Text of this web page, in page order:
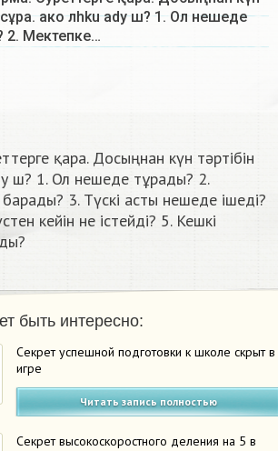
сұра. ако лhku аdу ш? 1. Ол нешеде
2. Мектепке…
қара. Досыңнан күн тәртібін
ш? 1. Ол нешеде тұрады? 2.
3. Түскі асты нешеде ішеді?
кейін не істейді? 5. Кешкі
быть интересно:
Секрет успешной подготовки к школе скрыт в
игре
Читать запись полностью
Секрет высокоскоростного деления на 5 в